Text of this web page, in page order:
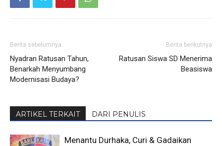
Berita sebelumnya
Nyadran Ratusan Tahun,
Benarkah Menyumbang
Modernisasi Budaya?
Berita berikutnya
Ratusan Siswa SD Menerima
Beasiswa
ARTIKEL TERKAIT DARI PENULIS
Menantu Durhaka, Curi & Gadaikan